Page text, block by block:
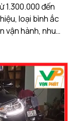
1.300.000 đến
loại bình ắc
vận hành, nhu